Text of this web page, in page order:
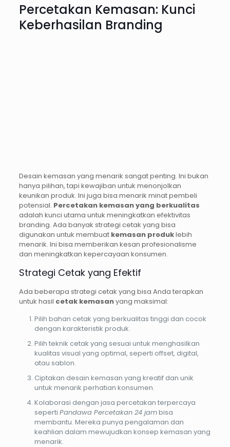
Percetakan Kemasan: Kunci
Keberhasilan Branding
Desain kemasan yang menarik sangat penting. Ini bukan
hanya pilihan, tapi kewajiban untuk menonjolkan
keunikan produk. Ini juga bisa menarik minat pembeli
potensial. Percetakan kemasan yang berkualitas
adalah kunci utama untuk meningkatkan efektivitas
branding. Ada banyak strategi cetak yang bisa
digunakan untuk membuat kemasan produklebih
menarik. Ini bisa memberikan kesan profesionalisme
dan meningkatkan kepercayaan konsumen.
Strategi Cetak yang Efektif
Ada beberapa strategi cetak yang bisa Anda terapkan
untuk hasil cetak kemasanyang maksimal:
Pilih bahan cetak yang berkualitas tinggi dan cocok
dengan karakteristik produk.
Pilih teknik cetak yang sesuai untuk menghasilkan
kualitas visual yang optimal, seperti offset, digital,
atau sablon.
Ciptakan desain kemasan yang kreatif dan unik
untuk menarik perhatian konsumen.
Kolaborasi dengan jasa percetakan terpercaya
seperti Pandawa Percetakan 24 jambisa
membantu. Mereka punya pengalaman dan
keahlian dalam mewujudkan konsep kemasan yang
menarik.